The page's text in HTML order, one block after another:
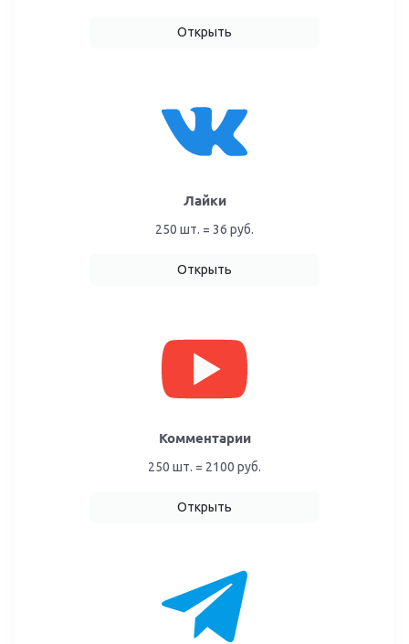
Открыть
Лайки
250 шт. = 36 руб.
Открыть
Комментарии
250 шт. = 2100 руб.
Открыть